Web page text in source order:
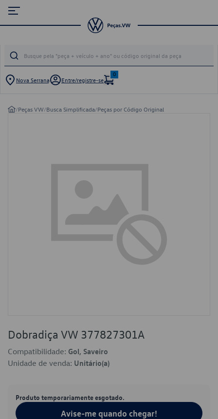
Nova Serrana Entre/registre-se
0
/Peças VW/Busca Simplificada/Peças por Código Original
Dobradiça VW 377827301A
Compatibilidade: Gol, Saveiro
Unidade de venda: Unitário(a)
Produto temporariamente esgotado.
Avise-me quando chegar!